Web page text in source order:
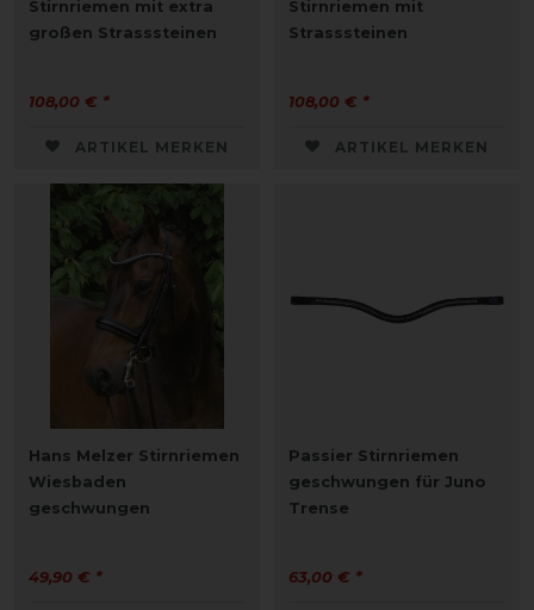
Stirnriemen mit extra
großen Strasssteinen
108,00 € *
ARTIKEL MERKEN
Stirnriemen mit
Strasssteinen
108,00 € *
ARTIKEL MERKEN
Hans Melzer Stirnriemen
Wiesbaden
geschwungen
49,90 € *
Passier Stirnriemen
geschwungen für Juno
Trense
63,00 € *